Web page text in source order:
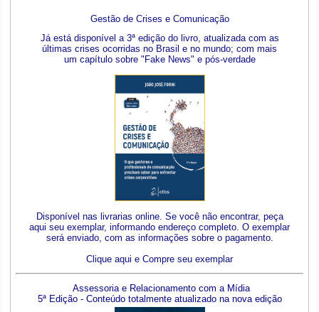
Gestão de Crises e Comunicação
Já está disponível a 3ª edição do livro, atualizada com as
últimas crises ocorridas no Brasil e no mundo; com mais
um capítulo sobre "Fake News" e pós-verdade
Disponível nas livrarias online. Se você não encontrar, peça
aqui seu exemplar, informando endereço completo. O exemplar
será enviado, com as informações sobre o pagamento.
Clique aqui e Compre seu exemplar
Assessoria e Relacionamento com a Mídia
5ª Edição - Conteúdo totalmente atualizado na nova edição